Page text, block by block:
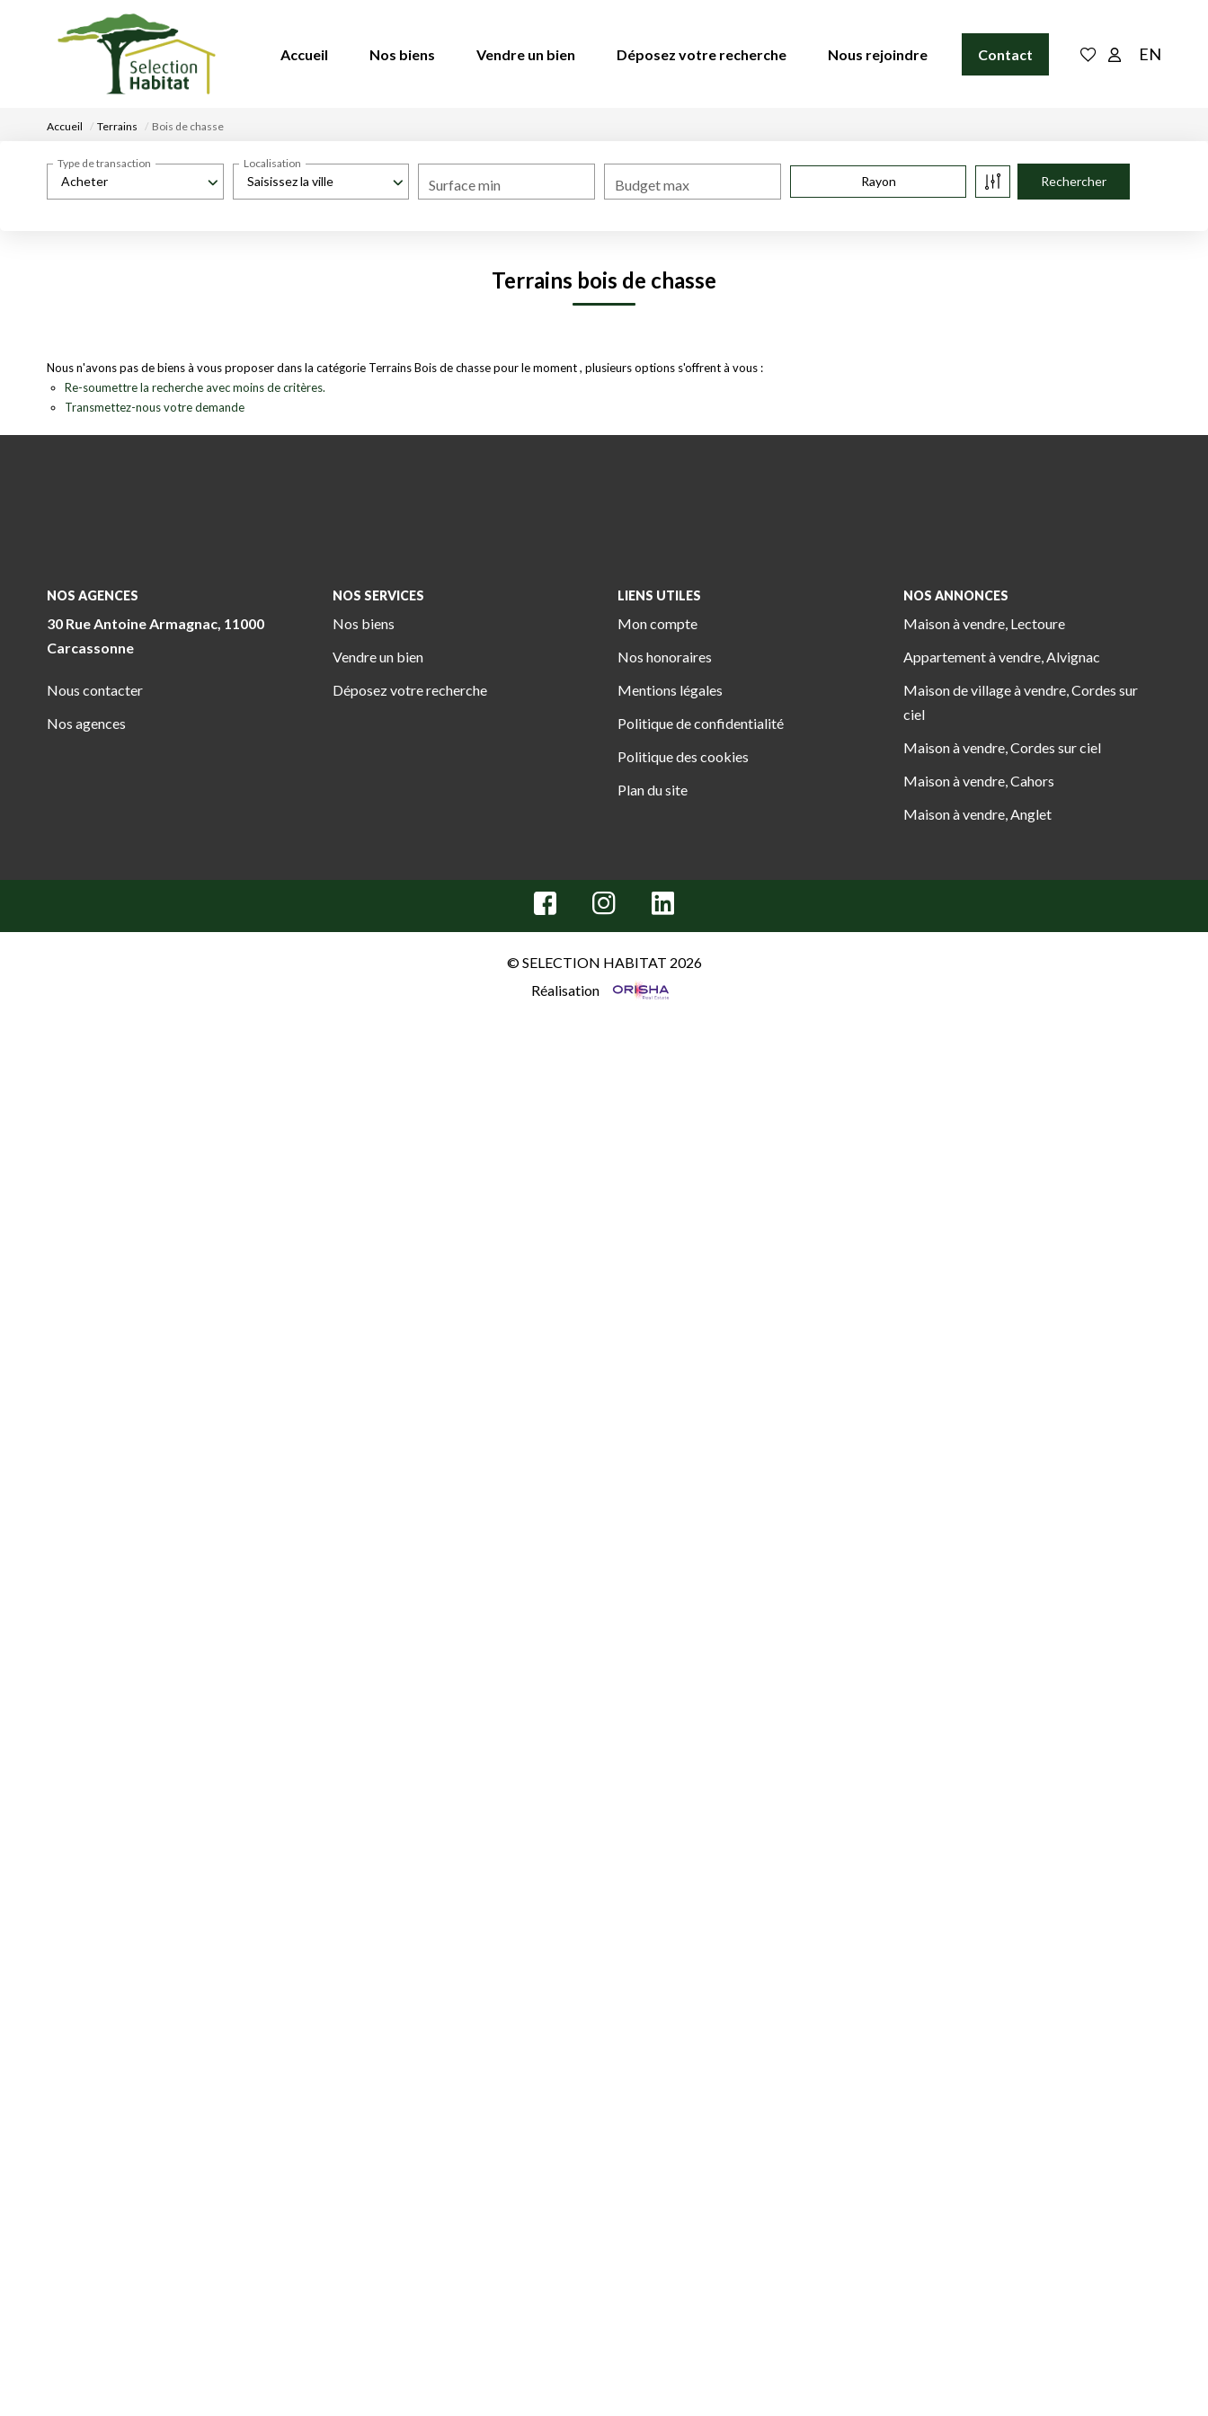
Accueil Nos biens Vendre un bien Déposez votre recherche Nous rejoindre Contact EN
Accueil Terrains Bois de chasse
Acheter
Type de transaction
Saisissez la ville
Localisation
Surface min Budget max Rayon
Terrains bois de chasse
Nous n'avons pas de biens à vous proposer dans la catégorie Terrains Bois de chasse pour le moment , plusieurs options s'offrent à vous :
Re-soumettre la recherche avec moins de critères.
Transmettez-nous votre demande
NOS AGENCES
30 Rue Antoine Armagnac, 11000
Carcassonne
Nous contacter
Nos agences
NOS SERVICES
Nos biens
Vendre un bien
Déposez votre recherche
LIENS UTILES
Mon compte
Nos honoraires
Mentions légales
Politique de confidentialité
Politique des cookies
Plan du site
NOS ANNONCES
Maison à vendre, Lectoure
Appartement à vendre, Alvignac
Maison de village à vendre, Cordes sur
ciel
Maison à vendre, Cordes sur ciel
Maison à vendre, Cahors
Maison à vendre, Anglet
© SELECTION HABITAT 2026
Réalisation